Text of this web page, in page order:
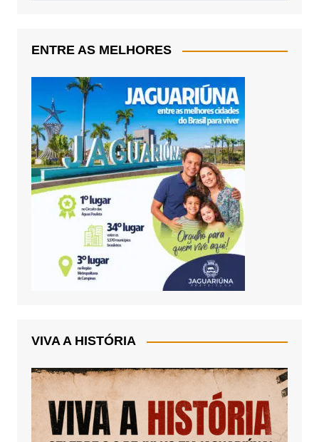
ENTRE AS MELHORES
VIVA A HISTÓRIA